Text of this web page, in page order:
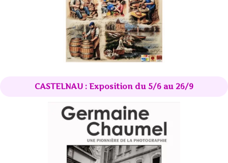
CASTELNAU : Exposition du 5/6 au 26/9